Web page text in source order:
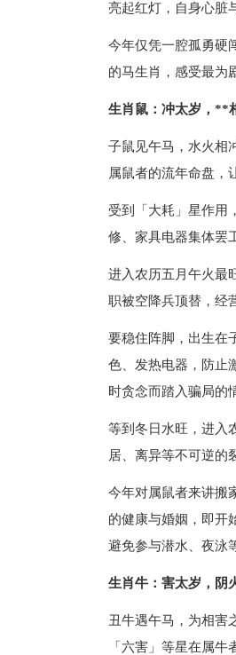
亮起红灯，自身心脏
今年仅凭一腔孤勇硬
的马生肖，感受最为
生肖鼠：冲太岁，**
子鼠见午马，水火相
属鼠者的流年命盘，
受到「大耗」星作用
修、家具电器集体罢
进入农历五月午火最
职被空降兵顶替，经
要稳住阵脚，出生在
色、发热电器，防止
时贪念而踏入骗局的
等到冬日水旺，进入
居、离异等不可逆的
今年对属鼠者来讲搬
的健康与婚姻，即开
避免参与潜水、夜泳
生肖牛：害太岁，阴
丑牛遇午马，为相害
「六害」等星在属